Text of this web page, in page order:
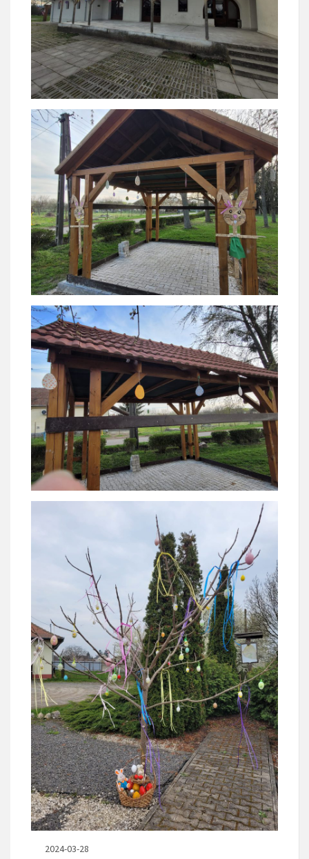
2024-03-28